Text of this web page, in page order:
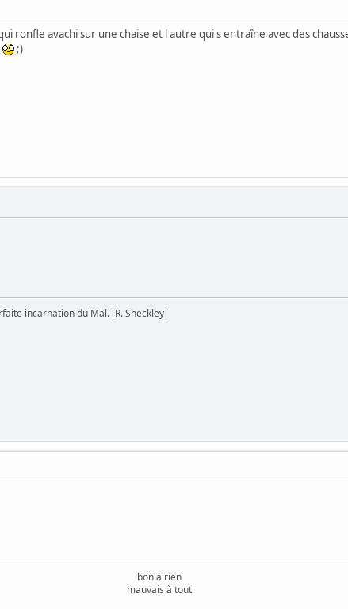
ronfle avachi sur une chaise et l autre qui s entraîne avec des
;)
incarnation du Mal. [R. Sheckley]
bon à rien
mauvais à tout